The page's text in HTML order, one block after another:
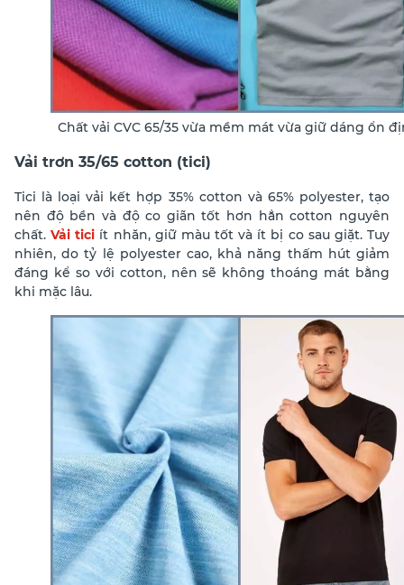
Chất vải CVC 65/35 vừa mềm mát vừa giữ dáng ổn
Vải trơn 35/65 cotton (tici)
Tici là loại vải kết hợp 35% cotton và 65% polyester, tạo
nên độ bền và độ co giãn tốt hơn hẳn cotton nguyên
chất.Vải tici ít nhăn, giữ màu tốt và ít bị co sau giặt. Tuy
nhiên, do tỷ lệ polyester cao, khả năng thấm hút giảm
đáng kể so với cotton, nên sẽ không thoáng mát bằng
khi mặc lâu.